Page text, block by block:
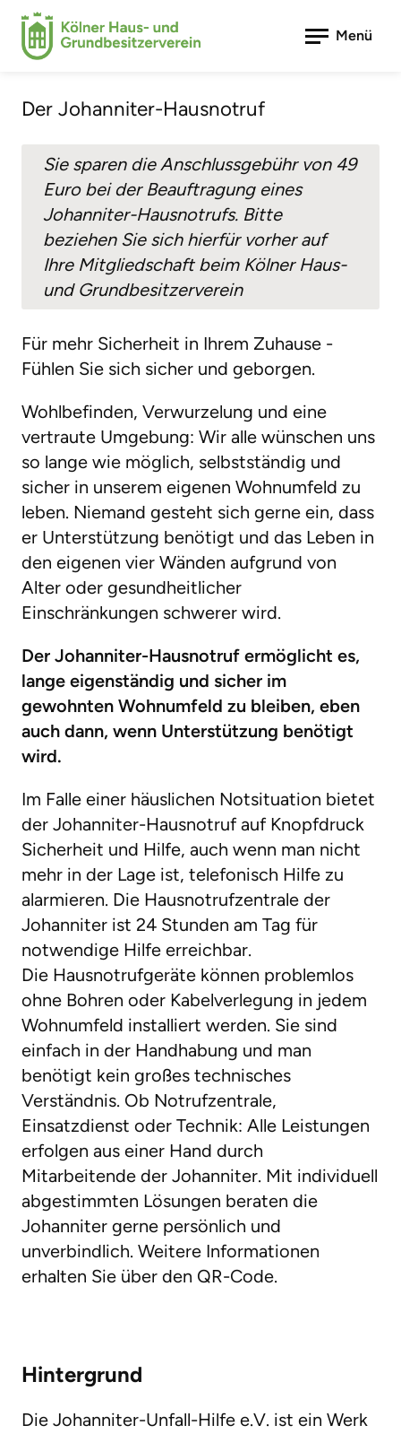
Menü
Bonusprogramm
Johanniter
Der Johanniter-Hausnotruf
Sie sparen die Anschlussgebühr von 49
Euro bei der Beauftragung eines
Johanniter-Hausnotrufs. Bitte
beziehen Sie sich hierfür vorher auf
Ihre Mitgliedschaft beim Kölner Haus-
und Grundbesitzerverein
Für mehr Sicherheit in Ihrem Zuhause -
Fühlen Sie sich sicher und geborgen.
Wohlbefinden, Verwurzelung und eine
vertraute Umgebung: Wir alle wünschen uns
so lange wie möglich, selbstständig und
sicher in unserem eigenen Wohnumfeld zu
leben. Niemand gesteht sich gerne ein, dass
er Unterstützung benötigt und das Leben in
den eigenen vier Wänden aufgrund von
Alter oder gesundheitlicher
Einschränkungen schwerer wird.
Der Johanniter-Hausnotruf ermöglicht es,
lange eigenständig und sicher im
gewohnten Wohnumfeld zu bleiben, eben
auch dann, wenn Unterstützung benötigt
wird.
Im Falle einer häuslichen Notsituation bietet
der Johanniter-Hausnotruf auf Knopfdruck
Sicherheit und Hilfe, auch wenn man nicht
mehr in der Lage ist, telefonisch Hilfe zu
alarmieren. Die Hausnotrufzentrale der
Johanniter ist 24 Stunden am Tag für
notwendige Hilfe erreichbar.
Die Hausnotrufgeräte können problemlos
ohne Bohren oder Kabelverlegung in jedem
Wohnumfeld installiert werden. Sie sind
einfach in der Handhabung und man
benötigt kein großes technisches
Verständnis. Ob Notrufzentrale,
Einsatzdienst oder Technik: Alle Leistungen
erfolgen aus einer Hand durch
Mitarbeitende der Johanniter. Mit individuell
abgestimmten Lösungen beraten die
Johanniter gerne persönlich und
unverbindlich. Weitere Informationen
erhalten Sie über den QR-Code.
Hintergrund
Die Johanniter-Unfall-Hilfe e.V. ist ein Werk